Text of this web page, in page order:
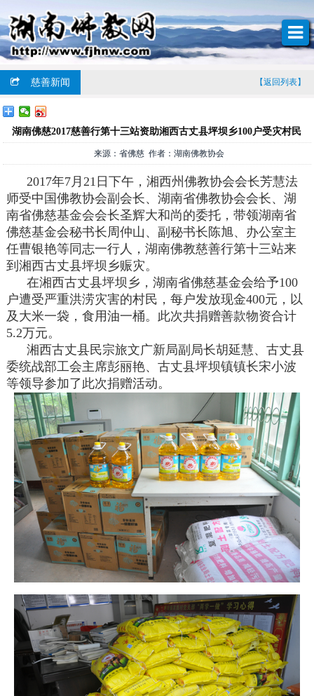
慈善新闻 【返回列表】
湖南佛慈2017慈善行第十三站资助湘西古丈县坪坝乡100户受灾村民
来源：省佛慈 作者：湖南佛教协会
2017年7月21日下午，湘西州佛教协会会长芳慧法
师受中国佛教协会副会长、湖南省佛教协会会长、湖
南省佛慈基金会会长圣辉大和尚的委托，带领湖南省
佛慈基金会秘书长周仲山、副秘书长陈旭、办公室主
任曹银艳等同志一行人，湖南佛教慈善行第十三站来
到湘西古丈县坪坝乡赈灾。
在湘西古丈县坪坝乡，湖南省佛慈基金会给予100
户遭受严重洪涝灾害的村民，每户发放现金400元，以
及大米一袋，食用油一桶。此次共捐赠善款物资合计
5.2万元。
湘西古丈县民宗旅文广新局副局长胡延慧、古丈县
委统战部工会主席彭丽艳、古丈县坪坝镇镇长宋小波
等领导参加了此次捐赠活动。